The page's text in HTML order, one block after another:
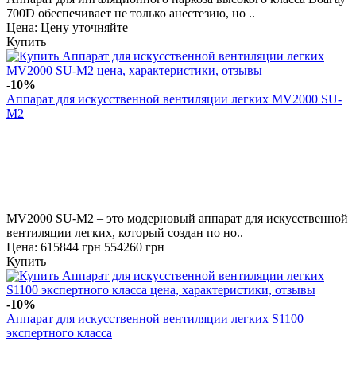
700D обеспечивает не только анестезию, но ..
Цена: Цену уточняйте
Купить
-10%
Аппарат для искусственной вентиляции легких MV2000 SU-
M2
MV2000 SU-M2 – это модерновый аппарат для искусственной
вентиляции легких, который создан по но..
Цена: 615844 грн 554260 грн
Купить
-10%
Аппарат для искусственной вентиляции легких S1100
экспертного класса